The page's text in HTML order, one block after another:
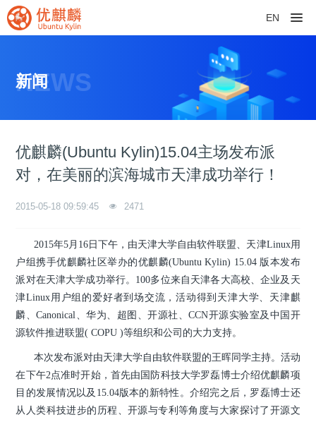
EN
NEWS
新闻
优麒麟(Ubuntu Kylin)15.04主场发布派
对，在美丽的滨海城市天津成功举行！
2015-05-18 09:59:45 2471
2015年5月16日下午，由天津大学自由软件联盟、天津Linux用
户组携手优麒麟社区举办的优麒麟(Ubuntu Kylin) 15.04 版本发布
派对在天津大学成功举行。100多位来自天津各大高校、企业及天
津Linux用户组的爱好者到场交流，活动得到天津大学、天津麒
麟、Canonical、华为、超图、开源社、CCN开源实验室及中国开
源软件推进联盟( COPU )等组织和公司的大力支持。
本次发布派对由天津大学自由软件联盟的王晖同学主持。活动
在下午2点准时开始，首先由国防科技大学罗磊博士介绍优麒麟项
目的发展情况以及15.04版本的新特性。介绍完之后，罗磊博士还
从人类科技进步的历程、开源与专利等角度与大家探讨了开源文